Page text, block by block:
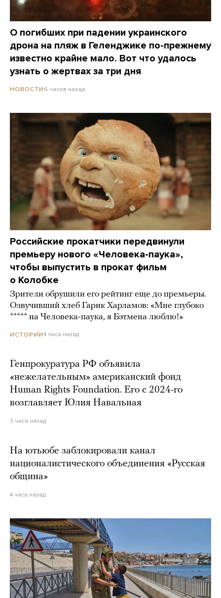
О погибших при падении украинского
дрона на пляж в Геленджике по-прежнему
известно крайне мало. Вот что удалось
узнать о жертвах за три дня
НОВОСТИ 6 часов назад
Российские прокатчики передвинули
премьеру нового «Человека-паука»,
чтобы выпустить в прокат фильм
о Колобке
Зрители обрушили его рейтинг еще до премьеры.
Озвучивший хлеб Гарик Харламов: «Мне глубоко
***** на Человека-паука, я Бэтмена люблю!»
ИСТОРИИ4 часа назад
Генпрокуратура РФ объявила
«нежелательным» американский фонд
Human Rights Foundation. Его с 2024-го
возглавляет Юлия Навальная
3 часа назад
На ютьюбе заблокировали канал
националистического объединения «Русская
община»
4 часа назад